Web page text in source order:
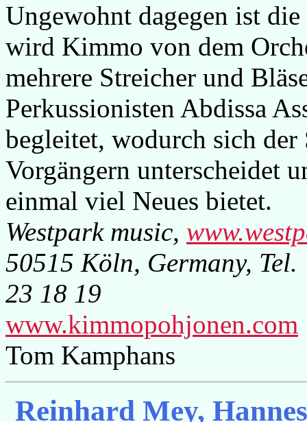
Ungewohnt dagegen ist
wird Kimmo von dem
mehrere Streicher und
Perkussionisten Abdissa
begleitet, wodurch sich
Vorgängern unterscheidet
einmal viel Neues bietet.
Westpark music,
50515 Köln, Germany,
23 18 19
www.kimmopohjonen.com
Tom Kamphans
Reinhard Mey,